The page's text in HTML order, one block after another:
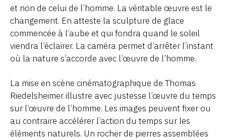
et non de celui de l’homme. La véritable œuvre est le
changement. En atteste la sculpture de glace
commencée à l’aube et qui fondra quand le soleil
viendra l’éclairer. La caméra permet d’arrêter l’instant
où la nature s’accorde avec l’œuvre de l’homme.
La mise en scène cinématographique de Thomas
Riedelsheimer illustre avec justesse l’œuvre du temps
sur l’œuvre de l’homme. Les images peuvent fixer ou
au contraire accélérer l’action du temps sur les
éléments naturels. Un rocher de pierres assemblées